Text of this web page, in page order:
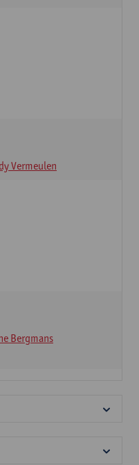
Vermeulen
Bergmans